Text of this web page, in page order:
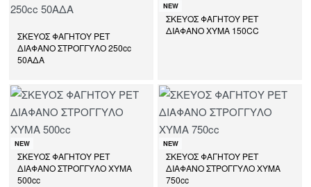
ΣΚΕΥΟΣ ΦΑΓΗΤΟΥ PET
ΔΙΑΦΑΝΟ ΣΤΡΟΓΓΥΛΟ 250cc
50ΑΔΑ
NEW
ΣΚΕΥΟΣ ΦΑΓΗΤΟΥ PET
ΔΙΑΦΑΝΟ ΧΥΜΑ 150CC
NEW
ΣΚΕΥΟΣ ΦΑΓΗΤΟΥ PET
ΔΙΑΦΑΝΟ ΣΤΡΟΓΓΥΛΟ ΧΥΜΑ
500cc
NEW
ΣΚΕΥΟΣ ΦΑΓΗΤΟΥ PET
ΔΙΑΦΑΝΟ ΣΤΡΟΓΓΥΛΟ ΧΥΜΑ
750cc